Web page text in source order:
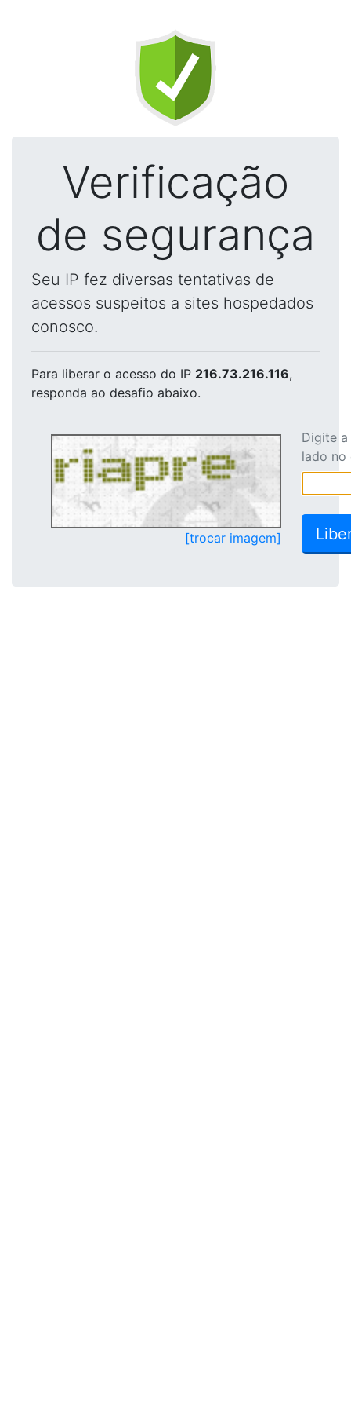
Verificação
de segurança
Seu IP fez diversas tentativas de
acessos suspeitos a sites hospedados
conosco.
Para liberar o acesso do IP 216.73.216.116,
responda ao desafio abaixo.
[trocar imagem]
Digite
lado no